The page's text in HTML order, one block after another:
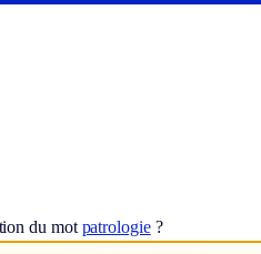
du mot patrologie?